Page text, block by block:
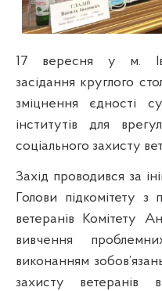
17 вересня у м.
засідання круглого
зміцнення єдності
інститутів для
соціального захисту
Захід проводився за
Голови підкомітету з
ветеранів Комітету
вивчення
виконанням
захисту